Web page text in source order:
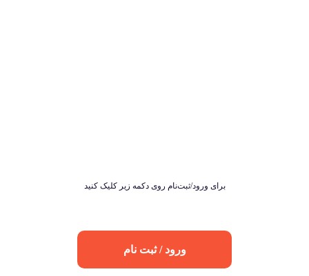
برای ورود/ثبت‌نام روی دکمه زیر کلیک کنید
ورود / ثبت نام